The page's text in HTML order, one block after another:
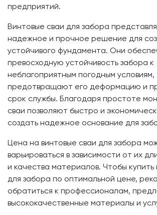
предприятий.
Винтовые сваи для забора
надежное и прочное решение для
устойчивого фундамента. Они
превосходную устойчивость забора к
неблагоприятным погодным условиям,
предотвращают его деформацию и
срок службы. Благодаря простоте
сваи позволяют быстро и
создать надежное основание для
Цена на винтовые сваи для забора
варьироваться в зависимости от их
и качества материалов. Чтобы купить
для забора по оптимальной цене,
обратиться к профессионалам,
высококачественные материалы и